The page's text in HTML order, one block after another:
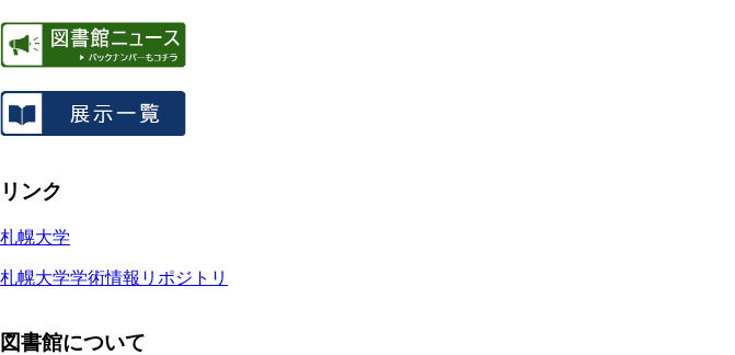
リンク
札幌大学
札幌大学学術情報リポジトリ
図書館について